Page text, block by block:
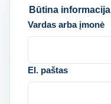
Būtina informacija
Vardas arba įmonė
El. paštas